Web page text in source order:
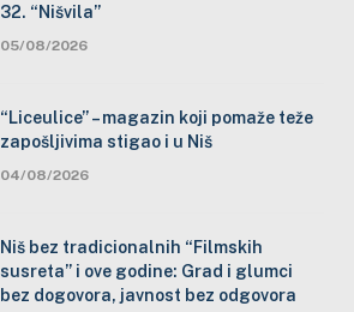
32. “Nišvila”
05/08/2026
“Liceulice” – magazin koji pomaže teže
zapošljivima stigao i u Niš
04/08/2026
Niš bez tradicionalnih “Filmskih
susreta” i ove godine: Grad i glumci
bez dogovora, javnost bez odgovora